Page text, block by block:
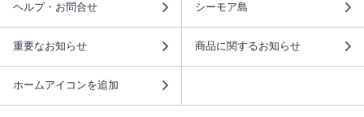
ヘルプ・お問合せ シーモア島
重要なお知らせ 商品に関するお知らせ
ホームアイコンを追加